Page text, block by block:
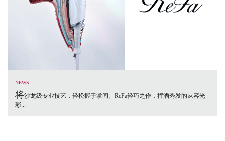
NEWS
将沙龙级专业技艺，轻松握于掌间。ReFa轻巧之作，挥洒秀发的从容光
彩...